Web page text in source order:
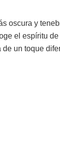
oscura y
el espíritu
un toque